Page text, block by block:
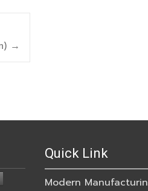
→
Quick Link
Modern